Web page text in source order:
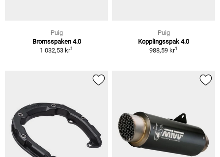
Puig
Bromsspaken 4.0
1 032,53 kr1
Puig
Kopplingsspak 4.0
988,59 kr1